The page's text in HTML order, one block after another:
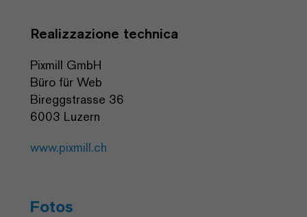
Realizzazione technica
Pixmill GmbH
Büro für Web
Bireggstrasse 36
6003 Luzern
www.pixmill.ch
Fotos